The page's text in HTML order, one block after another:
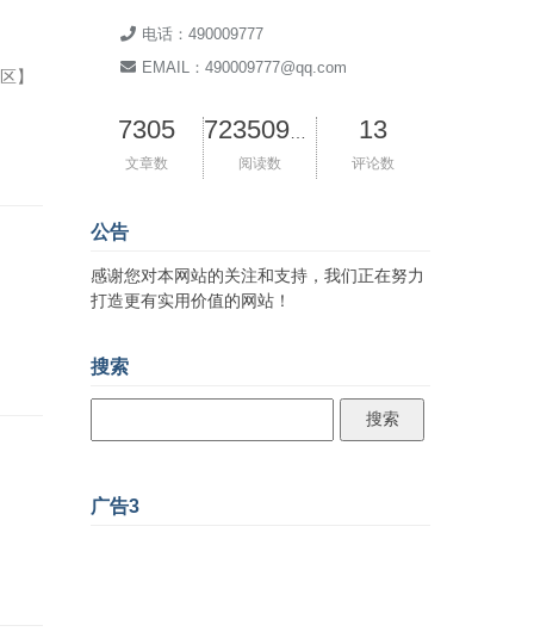
】
电话：490009777
EMAIL：490009777@qq.com
7305
文章数 阅读数
13
评论数
公告
感谢您对本网站的关注和支持，我们正在努力
打造更有实用价值的网站！
搜索
广告3